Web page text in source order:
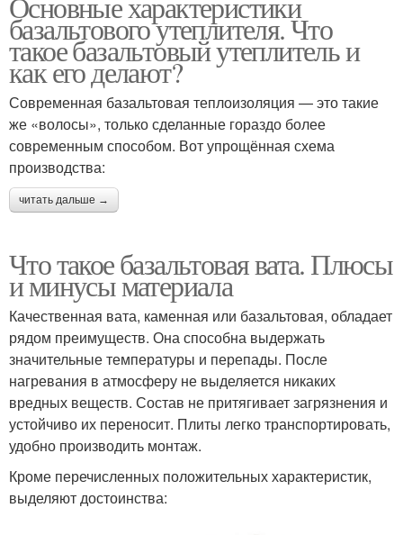
базальтового утеплителя. Что
такое базальтовый утеплитель и
как его делают?
Современная базальтовая теплоизоляция — это такие
же «волосы», только сделанные гораздо более
современным способом. Вот упрощённая схема
производства:
читать дальше →
Что такое базальтовая вата. Плюсы
и минусы материала
Качественная вата, каменная или базальтовая, обладает
рядом преимуществ. Она способна выдержать
значительные температуры и перепады. После
нагревания в атмосферу не выделяется никаких
вредных веществ. Состав не притягивает загрязнения и
устойчиво их переносит. Плиты легко транспортировать,
удобно производить монтаж.
Кроме перечисленных положительных характеристик,
выделяют достоинства: